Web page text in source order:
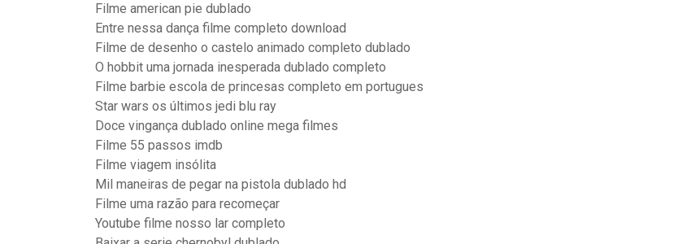
Filme american pie dublado
Entre nessa dança filme completo download
Filme de desenho o castelo animado completo dublado
O hobbit uma jornada inesperada dublado completo
Filme barbie escola de princesas completo em portugues
Star wars os últimos jedi blu ray
Doce vingança dublado online mega filmes
Filme 55 passos imdb
Filme viagem insólita
Mil maneiras de pegar na pistola dublado hd
Filme uma razão para recomeçar
Youtube filme nosso lar completo